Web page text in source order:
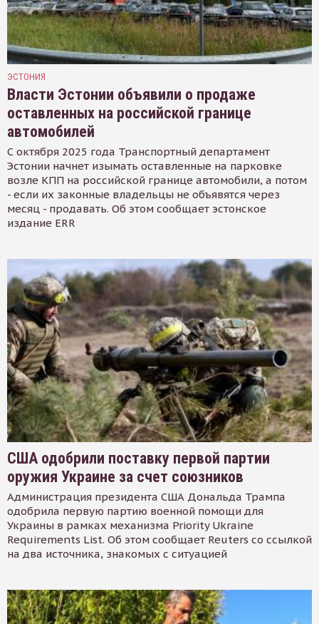
ЭСТОНИЯ
Власти Эстонии объявили о продаже
оставленных на российской границе
автомобилей
С октября 2025 года Транспортный департамент
Эстонии начнет изымать оставленные на парковке
возле КПП на российской границе автомобили, а потом
- если их законные владельцы не объявятся через
месяц - продавать. Об этом сообщает эстонское
издание ERR
США одобрили поставку первой партии
оружия Украине за счет союзников
Администрация президента США Дональда Трампа
одобрила первую партию военной помощи для
Украины в рамках механизма Priority Ukraine
Requirements List. Об этом сообщает Reuters со ссылкой
на два источника, знакомых с ситуацией